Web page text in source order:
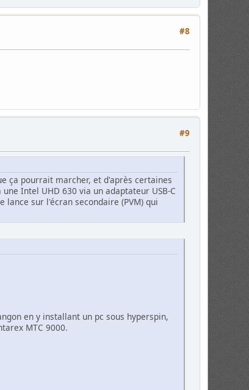
#8
#9
ça pourrait marcher, et d'après certaines
Intel UHD 630 via un adaptateur USB-C
lance sur l'écran secondaire (PVM) qui
en y installant un pc sous hyperspin,
MTC 9000.